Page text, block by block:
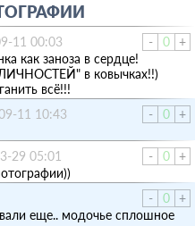
- 0 +
11 00:03
как заноза в сердце!
в ковычках!!)
всё!!!
-
0 +
11 10:43
-
0 +
29 05:01
-
0 +
еще.. модочье сплошное